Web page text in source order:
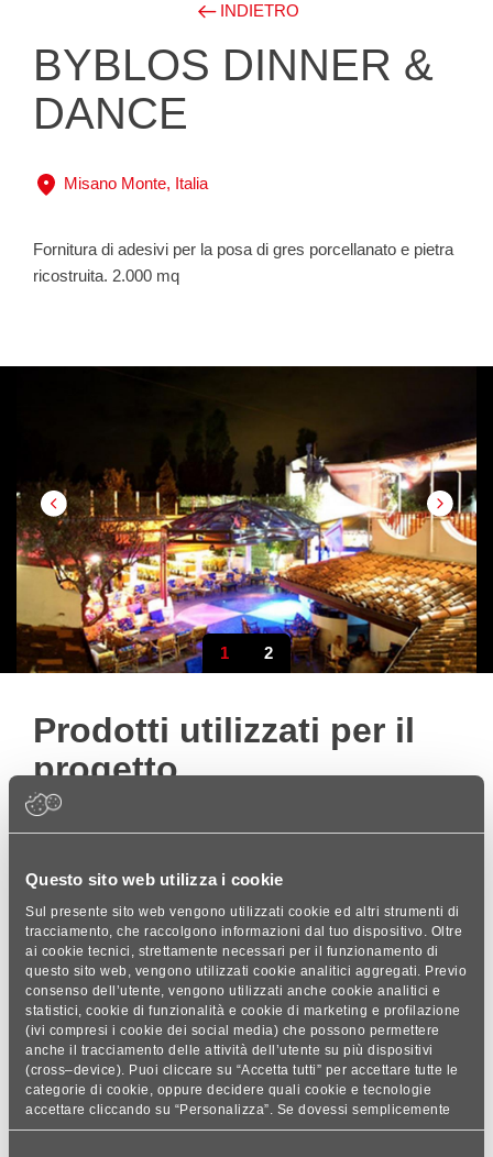
Questo sito web utilizza i cookie
Sul presente sito web vengono utilizzati cookie ed altri strumenti di
tracciamento, che raccolgono informazioni dal tuo dispositivo. Oltre
ai cookie tecnici, strettamente necessari per il funzionamento di
questo sito web, vengono utilizzati cookie analitici aggregati. Previo
consenso dell’utente, vengono utilizzati anche cookie analitici e
statistici, cookie di funzionalità e cookie di marketing e profilazione
(ivi compresi i cookie dei social media) che possono permettere
anche il tracciamento delle attività dell’utente su più dispositivi
(cross–device). Puoi cliccare su “Accetta tutti” per accettare tutte le
categorie di cookie, oppure decidere quali cookie e tecnologie
accettare cliccando su “Personalizza”. Se dovessi semplicemente
chiudere questo banner, rifiutare i cookie o continuare a navigare,
INDIETRO
BYBLOS DINNER &
DANCE
Misano Monte, Italia
Fornitura di adesivi per la posa di gres porcellanato e pietra
ricostruita. 2.000 mq
1 2
Prodotti utilizzati per il
progetto
ADEFLEX T
Adesivo impermeabilizzante
bicomponente per pietre naturali e
piastrelle…